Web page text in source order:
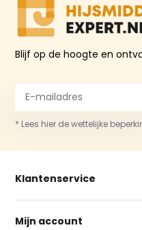
Blijf op de hoogte en
* Lees hier de wettelijke
Klantenservice
Mijn account